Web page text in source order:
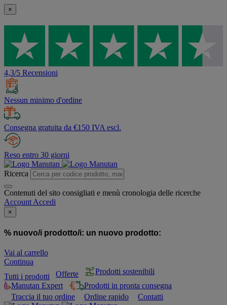
×
4,3/5 Recensioni
Nessun minimo d'ordine
Consegna gratuita da €150 IVA escl.
Reso entro 30 giorni
Ricerca
Contenuti del sito consigliati e menù cronologia delle ricerche
Account Accedi
×
% nuovo/i prodotto/i: un nuovo prodotto:
Vai al carrello
Continua
Tutti i prodotti
Offerte
Prodotti sostenibili
Manutan Expert
Prodotti in pronta consegna
Traccia il tuo ordine
Ordine rapido Contatti